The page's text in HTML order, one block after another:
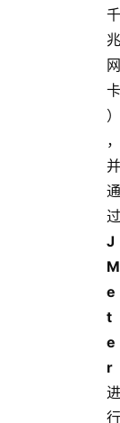
千
兆
网
卡
）
，
并
通
J
M
e
t
e
r
进
行